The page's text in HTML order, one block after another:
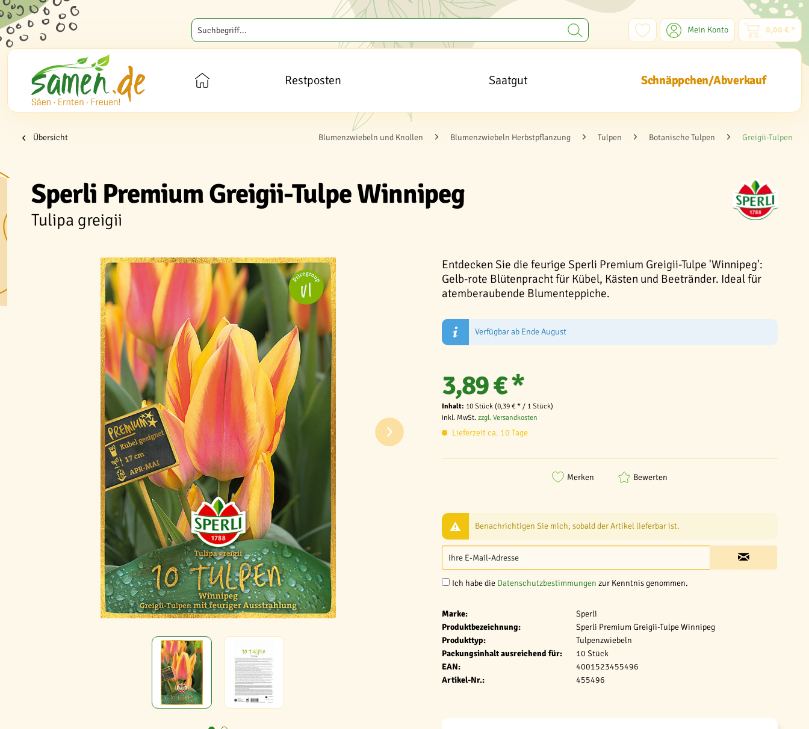
Mein Konto 0,00 € *
Restposten Saatgut Schnäppchen/Abverkauf
Übersicht Blumenzwiebeln und Knollen Blumenzwiebeln Herbstpflanzung Tulpen Botanische Tulpen Greigii-Tulpen
Sperli Premium Greigii-Tulpe Winnipeg
Tulipa greigii
Entdecken Sie die feurige Sperli Premium Greigii-Tulpe 'Winnipeg':
Gelb-rote Blütenpracht für Kübel, Kästen und Beetränder. Ideal für
atemberaubende Blumenteppiche.
Verfügbar ab Ende August
Benachrichtigen Sie mich, sobald der Artikel lieferbar ist.
Ich habe die Datenschutzbestimmungen zur Kenntnis genommen.
Marke:
Sperli
Produktbezeichnung:
Sperli Premium Greigii-Tulpe Winnipeg
Produkttyp:
Tulpenzwiebeln
Packungsinhalt ausreichend für:
10 Stück
EAN:
4001523455496
Artikel-Nr.:
455496
3,89 € *
Inhalt: 10 Stück (0,39 € * / 1 Stück)
inkl. MwSt. zzgl. Versandkosten
Lieferzeit ca. 10 Tage
Merken Bewerten